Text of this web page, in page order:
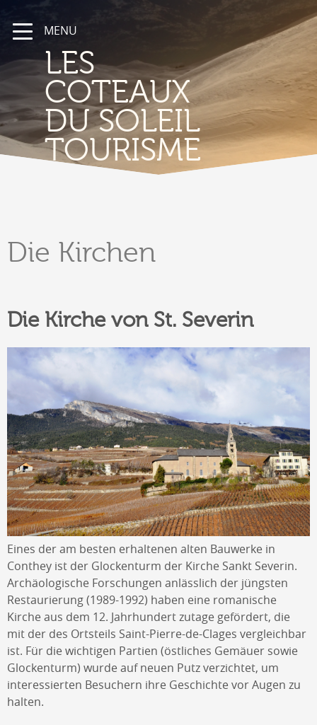
MENU
LES
COTEAUX
DU SOLEIL
TOURISME
Die Kirchen
Die Kirche von St. Severin
Eines der am besten erhaltenen alten Bauwerke in
Conthey ist der Glockenturm der Kirche Sankt Severin.
Archäologische Forschungen anlässlich der jüngsten
Restaurierung (1989-1992) haben eine romanische
Kirche aus dem 12. Jahrhundert zutage gefördert, die
mit der des Ortsteils Saint-Pierre-de-Clages vergleichbar
ist. Für die wichtigen Partien (östliches Gemäuer sowie
Glockenturm) wurde auf neuen Putz verzichtet, um
interessierten Besuchern ihre Geschichte vor Augen zu
halten.